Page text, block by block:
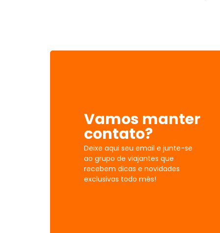
Vamos manter
contato?
Deixe aqui seu email e junte-se
ao grupo de viajantes que
recebem dicas e novidades
exclusivas todo mês!